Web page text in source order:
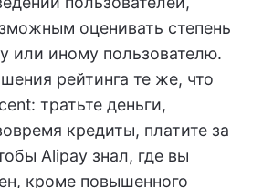
оценивать степень
или иному пользователю.
рейтинга те же, что
тратьте деньги,
кредиты, платите за
Alipay знал, где вы
кроме повышенного